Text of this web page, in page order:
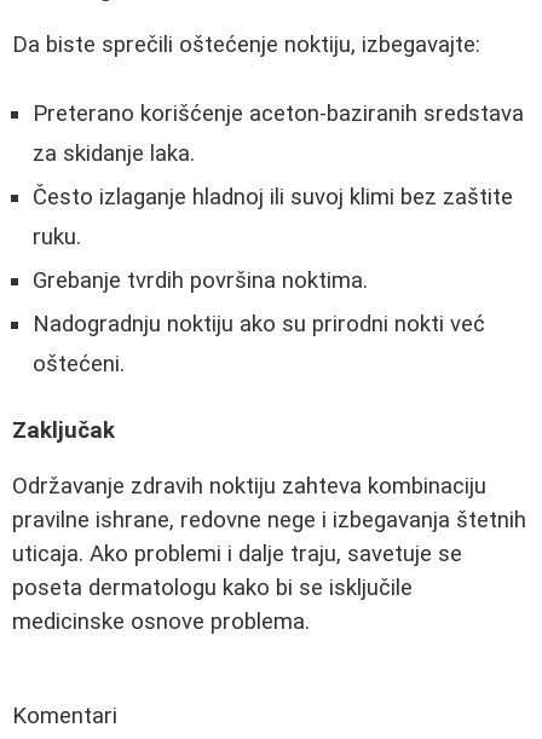
Da biste sprečili oštećenje noktiju, izbegavajte:
Preterano korišćenje aceton-baziranih sredstava
za skidanje laka.
Često izlaganje hladnoj ili suvoj klimi bez zaštite
ruku.
Grebanje tvrdih površina noktima.
Nadogradnju noktiju ako su prirodni nokti već
oštećeni.
Zaključak
Održavanje zdravih noktiju zahteva kombinaciju
pravilne ishrane, redovne nege i izbegavanja štetnih
uticaja. Ako problemi i dalje traju, savetuje se
poseta dermatologu kako bi se isključile
medicinske osnove problema.
Komentari